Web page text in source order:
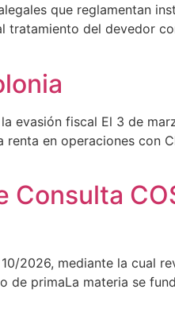
que reglamentan
del devedor
evasión fiscal El 3 de
en operaciones con
2026, mediante la cual
de primaLa materia se